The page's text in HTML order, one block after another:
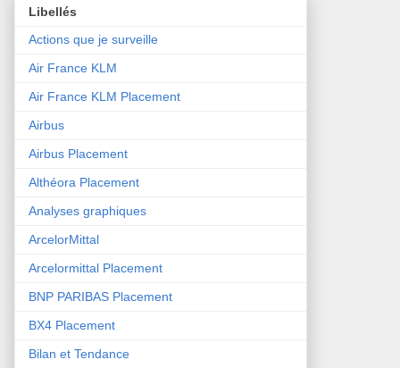
Libellés
Actions que je surveille
Air France KLM
Air France KLM Placement
Airbus
Airbus Placement
Althéora Placement
Analyses graphiques
ArcelorMittal
Arcelormittal Placement
BNP PARIBAS Placement
BX4 Placement
Bilan et Tendance